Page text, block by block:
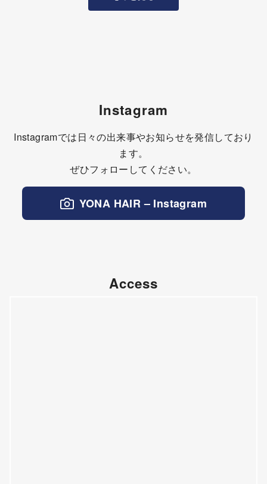
Instagram
Instagramでは日々の出来事やお知らせを発信しており
ます。
ぜひフォローしてください。
YONA HAIR – Instagram
Access